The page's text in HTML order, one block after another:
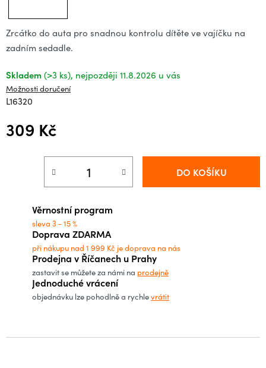
Zrcátko do auta pro snadnou kontrolu dítěte ve vajíčku na
zadním sedadle.
Skladem (>3 ks) 11.8.2026
Možnosti doručení
L16320
309 Kč
DO KOŠÍKU
Věrnostní program
sleva 3 - 15 %
Doprava ZDARMA
při nákupu nad 1 999 Kč je doprava na nás
Prodejna v Říčanech u Prahy
zastavit se můžete za námi na prodejně
Jednoduché vrácení
objednávku lze pohodlně a rychlevrátit